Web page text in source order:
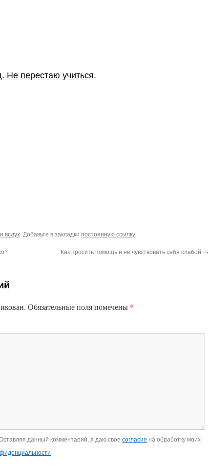
Не перестаю учиться.
вслух. Добавьте в закладки постоянную ссылку.
Как просить помощь и не чувствовать себя слабой →
Обязательные поля помечены *
данный комментарий, я даю свое согласие на обработку моих